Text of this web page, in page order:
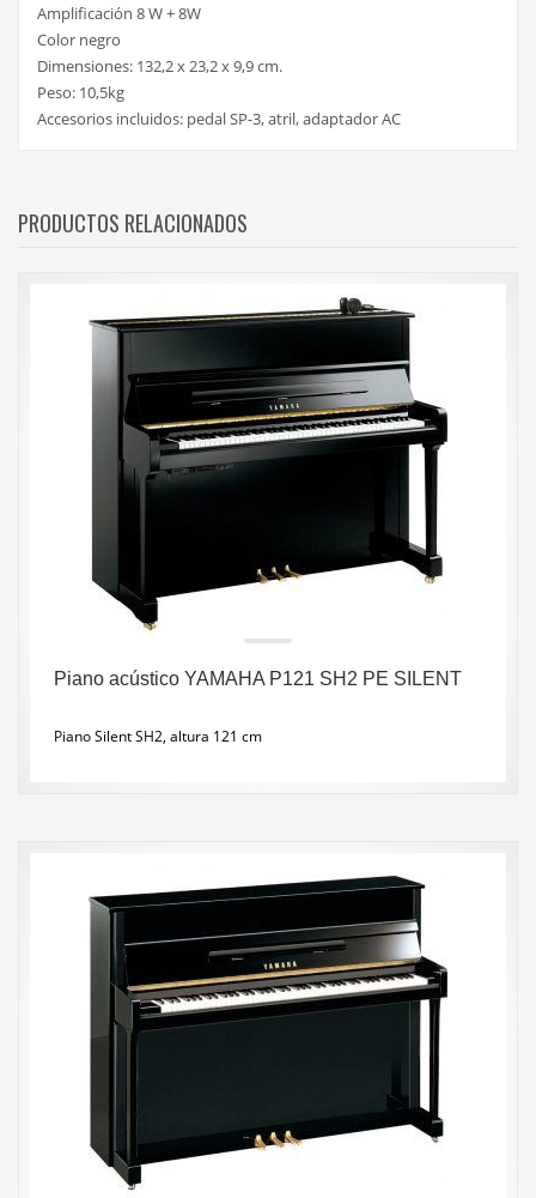
Amplificación 8 W + 8W
Color negro
Dimensiones: 132,2 x 23,2 x 9,9 cm.
Peso: 10,5kg
Accesorios incluidos: pedal SP-3, atril, adaptador AC
PRODUCTOS RELACIONADOS
Piano acústico YAMAHA P121 SH2 PE SILENT
Piano Silent SH2, altura 121 cm